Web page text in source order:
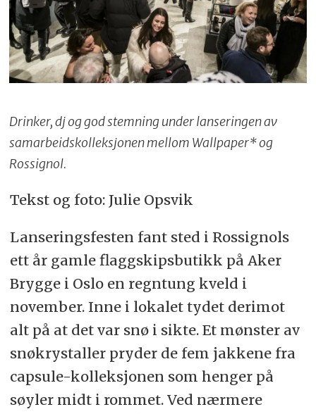
Drinker, dj og god stemning under lanseringen av
samarbeidskolleksjonen mellom Wallpaper* og
Rossignol.
Tekst og foto: Julie Opsvik
Lanseringsfesten fant sted i Rossignols
ett år gamle flaggskipsbutikk på Aker
Brygge i Oslo en regntung kveld i
november. Inne i lokalet tydet derimot
alt på at det var snø i sikte. Et mønster av
snøkrystaller pryder de fem jakkene fra
capsule-kolleksjonen som henger på
søyler midt i rommet. Ved nærmere